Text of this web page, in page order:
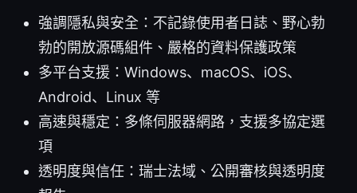
強調隱私與安全：不記錄使用者日誌、野心勃
勃的開放源碼組件、嚴格的資料保護政策
多平台支援：Windows、macOS、iOS、
Android、Linux 等
高速與穩定：多條伺服器網路，支援多協定選
項
透明度與信任：瑞士法域、公開審核與透明度